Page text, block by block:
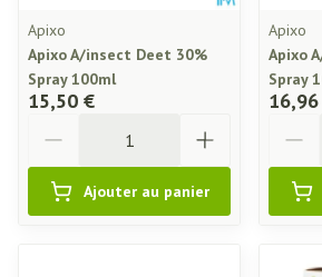
Apixo
Apixo A/insect Deet 30%
Spray 100ml
15,50 €
Ajouter au panier
Apixo
Apixo
Spray